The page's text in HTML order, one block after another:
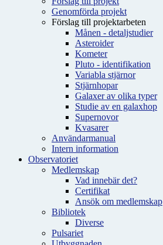
Genomförda projekt
Förslag till projektarbeten
Månen - detaljstudier
Asteroider
Kometer
Pluto - identifikation
Variabla stjärnor
Stjärnhopar
Galaxer av olika typer
Studie av en galaxhop
Supernovor
Kvasarer
Användarmanual
Intern information
Observatoriet
Medlemskap
Vad innebär det?
Certifikat
Ansök om medlemskap
Bibliotek
Diverse
Pulsariet